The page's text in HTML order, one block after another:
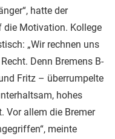
hatte der
die Motivation. Kollege
„Wir rechnen uns
Denn Bremens B-
Fritz – überrumpelte
hohes
Vor allem die Bremer
meinte